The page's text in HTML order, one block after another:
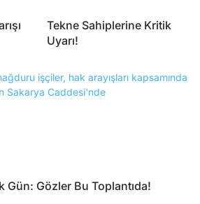
Tekne Sahiplerine Kritik
Uyarı!
Gün: Gözler Bu Toplantıda!